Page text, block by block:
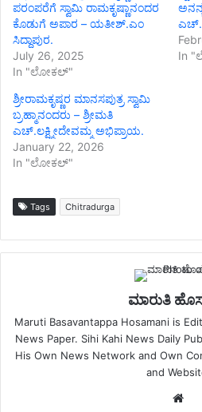
ಪರಂಪರೆಗೆ ಸ್ವಾಮಿ ರಾಮಕೃಷ್ಣಾನಂದರ
ಕೊಡುಗೆ ಅಪಾರ – ಯತೀಶ್.ಎಂ
ಸಿದ್ದಾಪುರ.
July 26, 2025
In "ಲೋಕಲ್"
In
ಶ್ರೀರಾಮಕೃಷ್ಣರ ಮಾನಸಪುತ್ರ ಸ್ವಾಮಿ
ಬ್ರಹ್ಮಾನಂದರು – ಶ್ರೀಮತಿ
ಎಚ್.ಲಕ್ಷ್ಮೀದೇವಮ್ಮ ಅಭಿಪ್ರಾಯ.
January 22, 2026
In "ಲೋಕಲ್"
Tags Chitradurga
ಮಾರುತಿ
Maruti Basavantappa Hosamani is
News Paper. Sihi Kahi News Daily
His Own News Network and Own
and